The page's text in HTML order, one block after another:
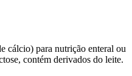
cálcio) para nutrição enteral ou
contém derivados do leite.